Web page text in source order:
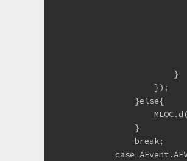
                        }
                    });
                }else{
                }
                break;
case